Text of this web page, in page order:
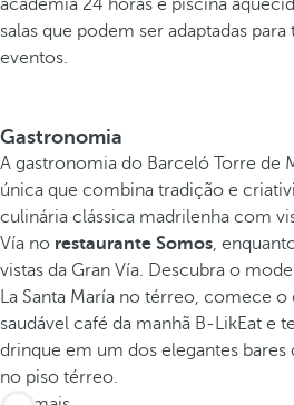
academia 24 horas e piscina
salas que podem ser adaptadas
eventos.
Gastronomia
A gastronomia do Barceló Torre de
única que combina tradição e
culinária clássica madrilenha com
Vía no restaurante Somos,
vistas da Gran Vía. Descubra o
La Santa María no térreo, comece
saudável café da manhã B-LikEat e
drinque em um dos elegantes
no piso térreo.